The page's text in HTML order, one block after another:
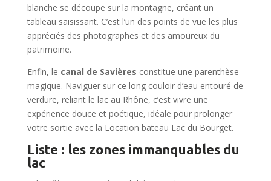
blanche se découpe sur la montagne, créant un
tableau saisissant. C’est l’un des points de vue les plus
appréciés des photographes et des amoureux du
patrimoine.
Enfin, le canal de Savières constitue une parenthèse
magique. Naviguer sur ce long couloir d’eau entouré de
verdure, reliant le lac au Rhône, c’est vivre une
expérience douce et poétique, idéale pour prolonger
votre sortie avec la Location bateau Lac du Bourget.
Liste : les zones immanquables du
lac